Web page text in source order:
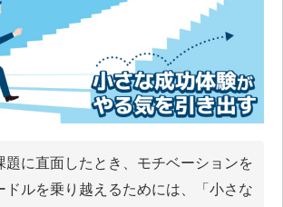
題に直面したとき、モチベーションを
ドルを乗り越えるためには、「小さな